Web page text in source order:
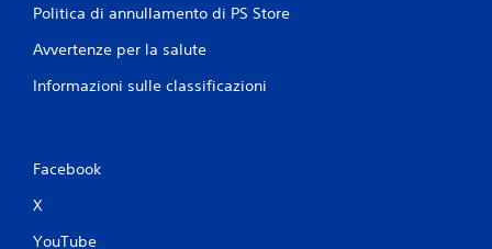
Politica di annullamento di PS Store
Avvertenze per la salute
Informazioni sulle classificazioni
Facebook
X
YouTube